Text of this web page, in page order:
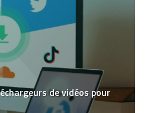
de vidéos pour